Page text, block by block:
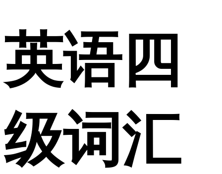
英语四
级词汇